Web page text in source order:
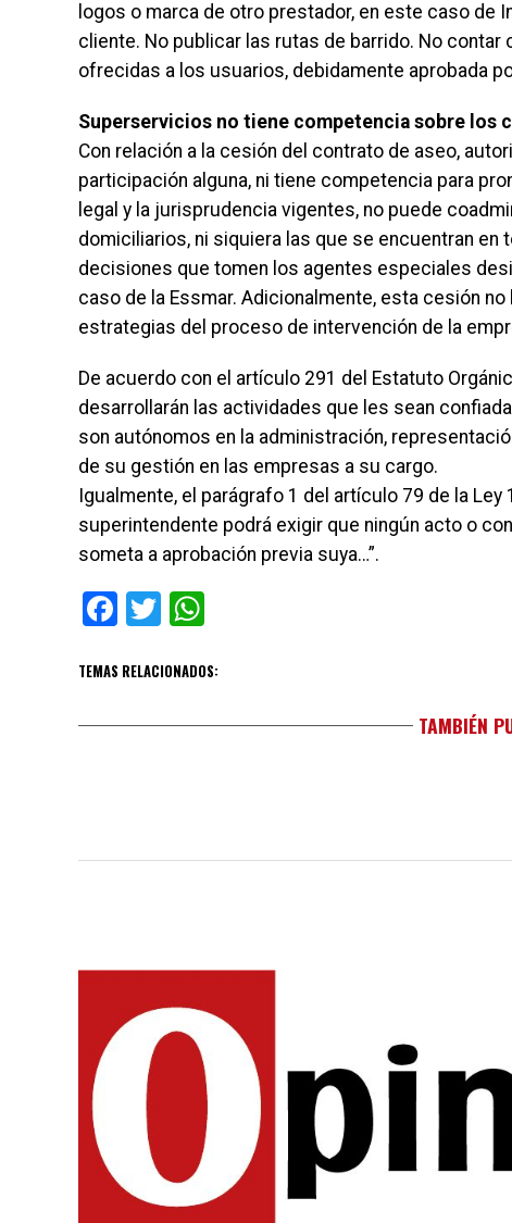
logos o marca de otro prestador, en este caso de
cliente. No publicar las rutas de barrido. No
ofrecidas a los usuarios, debidamente aprobada
Superservicios no tiene competencia sobre los
Con relación a la cesión del contrato de aseo,
participación alguna, ni tiene competencia para
legal y la jurisprudencia vigentes, no puede
domiciliarios, ni siquiera las que se encuentran
decisiones que tomen los agentes especiales
caso de la Essmar. Adicionalmente, esta cesión
estrategias del proceso de intervención de la
De acuerdo con el artículo 291 del Estatuto
desarrollarán las actividades que les sean
son autónomos en la administración,
de su gestión en las empresas a su cargo.
Igualmente, el parágrafo 1 del artículo 79 de la Ley
superintendente podrá exigir que ningún acto o
someta a aprobación previa suya…”.
Facebook
Twitter
TEMAS RELACIONADOS:
TAMBIÉN